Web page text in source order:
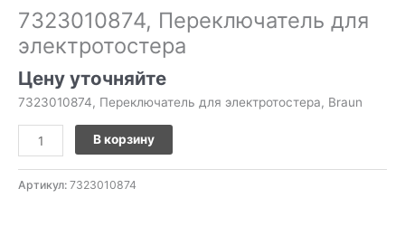
7323010874, Переключатель для
электротостера
Цену уточняйте
7323010874, Переключатель для электротостера, Braun
В корзину
Артикул: 7323010874